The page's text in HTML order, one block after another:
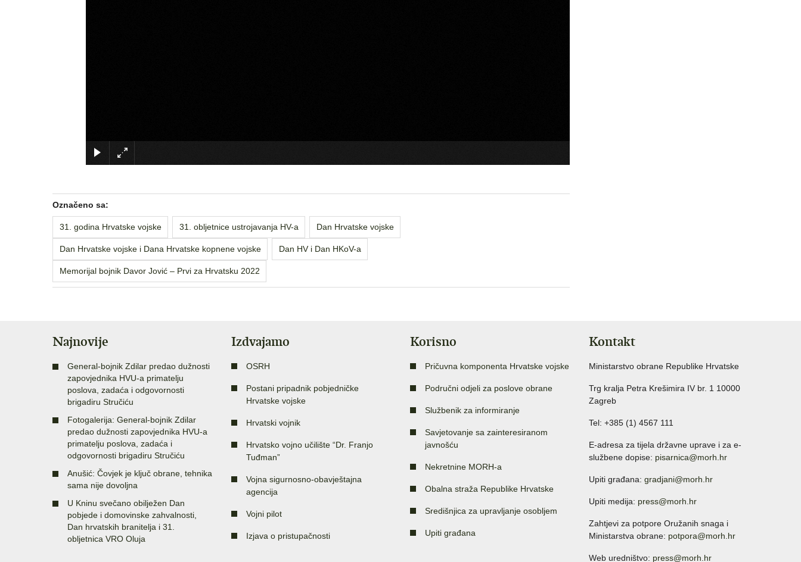
Označeno sa:
31. godina Hrvatske vojske 31. obljetnice ustrojavanja HV-a Dan Hrvatske vojske
Dan Hrvatske vojske i Dana Hrvatske kopnene vojske Dan HV i Dan HKoV-a
Memorijal bojnik Davor Jović – Prvi za Hrvatsku 2022
Najnovije
General-bojnik Zdilar predao dužnosti
zapovjednika HVU-a primatelju
poslova, zadaća i odgovornosti
brigadiru Stručiću
Fotogalerija: General-bojnik Zdilar
predao dužnosti zapovjednika HVU-a
primatelju poslova, zadaća i
odgovornosti brigadiru Stručiću
Anušić: Čovjek je ključ obrane, tehnika
sama nije dovoljna
U Kninu svečano obilježen Dan
pobjede i domovinske zahvalnosti,
Dan hrvatskih branitelja i 31.
obljetnica VRO Oluja
Izdvajamo
OSRH
Postani pripadnik pobjedničke
Hrvatske vojske
Hrvatski vojnik
Hrvatsko vojno učilište “Dr. Franjo
Tuđman”
Vojna sigurnosno-obavještajna
agencija
Vojni pilot
Izjava o pristupačnosti
Korisno
Pričuvna komponenta Hrvatske vojske
Područni odjeli za poslove obrane
Službenik za informiranje
Savjetovanje sa zainteresiranom
javnošću
Nekretnine MORH-a
Obalna straža Republike Hrvatske
Središnjica za upravljanje osobljem
Upiti građana
Kontakt
Ministarstvo obrane Republike Hrvatske
Trg kralja Petra Krešimira IV br. 1 10000
Zagreb
Tel: +385 (1) 4567 111
E-adresa za tijela državne uprave i za e-
službene dopise: pisarnica@morh.hr
Upiti građana: gradjani@morh.hr
Upiti medija: press@morh.hr
Zahtjevi za potpore Oružanih snaga i
Ministarstva obrane: potpora@morh.hr
Web uredništvo: press@morh.hr